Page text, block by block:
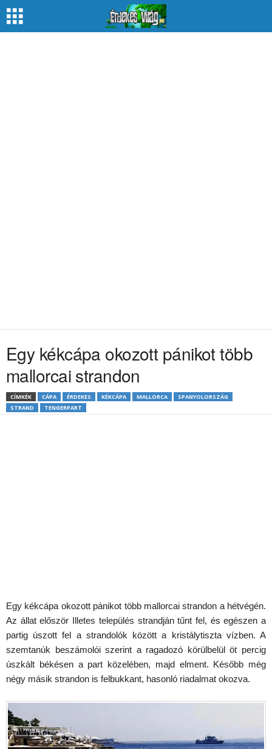
Egy kékcápa okozott pánikot több
mallorcai strandon
CÍMKÉK CÁPA ÉRDEKES KÉKCÁPA MALLORCA
SPANYOLORSZÁG
STRAND
TENGERPART
Egy kékcápa okozott pánikot több mallorcai strandon a hétvégén.
Az állat először Illetes település strandján tűnt fel, és egészen a
partig úszott fel a strandolók között a kristálytiszta vízben. A
szemtanúk beszámolói szerint a ragadozó körülbelül öt percig
úszkált békésen a part közelében, majd elment. Később még
négy másik strandon is felbukkant, hasonló riadalmat okozva.